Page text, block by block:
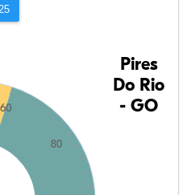
60
80
Pires
Do Rio
- GO